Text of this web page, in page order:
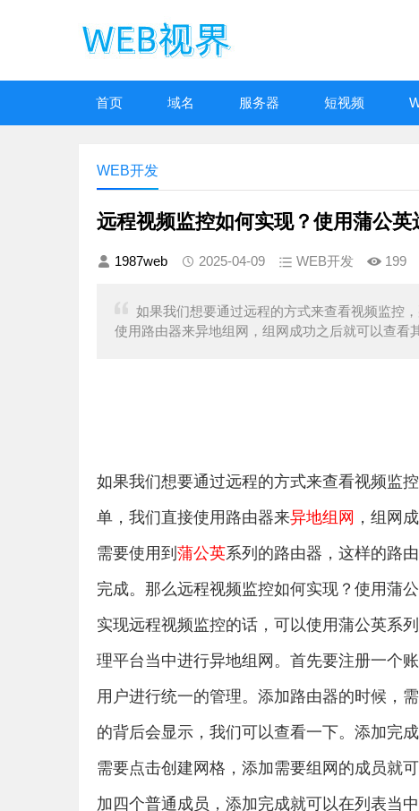
首页 域名 服务器 短视频
WEB开发
远程视频监控如何实现？使用蒲公英
1987web 2025-04-09 WEB开发 199
如果我们想要通过远程的方式来查看视频监控
使用路由器来异地组网，组网成功之后就可以查看
如果我们想要通过远程的方式来查看视频监
单，我们直接使用路由器来异地组网 ，组网
需要使用到 蒲公英系列的路由器，这样的路
完成。那么远程视频监控如何实现？使用蒲
实现远程视频监控的话，可以使用蒲公英系
理平台当中进行异地组网。首先要注册一个
用户进行统一的管理。添加路由器的时候，
的背后会显示，我们可以查看一下。添加完
需要点击创建网格，添加需要组网的成员就
加四个普通成员，添加完成就可以在列表当